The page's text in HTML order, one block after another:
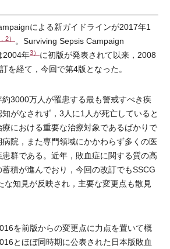
による新ガイドラインが2017年1
2）
。Surviving Sepsis Campaign
2004年3） に初版が発表されて以来，2008
を経て，今回で第4版となった。
3000万人が罹患する最も警戒すべき疾
がなされず，3人に1人が死亡していると
における重要な治療対象であるばかりで
院，また専門領域にかかわらず多くの医
群である。近年，敗血症に関する質の高
積が進んでおり，今回の改訂でもSSCG
な知見が反映され，主要な変更点も散見
を前版からの変更点に力点を置いて概
とほぼ同時期に公表された日本版敗血